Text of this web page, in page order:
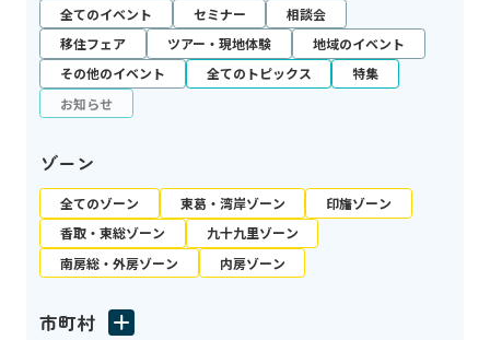
全てのイベント セミナー
相談会
移住フェア
ツアー・現地体験
地域のイベント
その他のイベント
全てのトピックス
特集
お知らせ
ゾーン
全てのゾーン 東葛・湾岸ゾーン
印旛ゾーン
香取・東総ゾーン
九十九里ゾーン
南房総・外房ゾーン
内房ゾーン
市町村